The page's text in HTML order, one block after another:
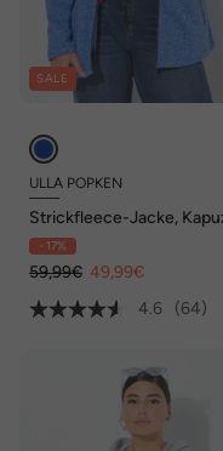
SALE
ULLA POPKEN
Strickfleece-Jacke,
Reißverschlusstaschen
- 17%
59,99€ 49,99€
4.6
(64)